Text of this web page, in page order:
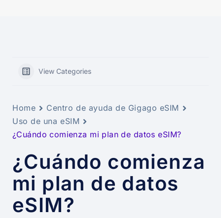
View Categories
Home
Centro de ayuda de Gigago eSIM
Uso de una eSIM
¿Cuándo comienza mi plan de datos eSIM?
¿Cuándo comienza
mi plan de datos
eSIM?